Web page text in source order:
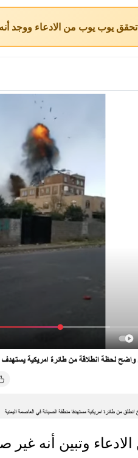
تحقق يوب يوب من الادعاء ووجد